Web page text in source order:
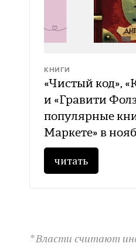
КНИГИ
«Чистый код»,
и «Гравити
популярные
Маркете» в
читать
* Власти считают